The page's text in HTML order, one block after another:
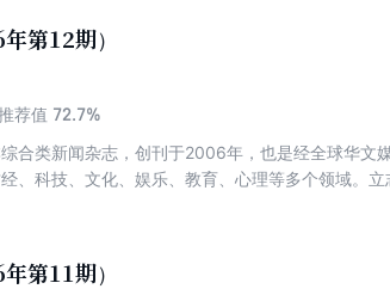
第12期）
荐值 72.7%
综合类新闻杂志，创刊于2006年，也是经全球华文
、科技、文化、娱乐、教育、心理等多个领域。
第11期）